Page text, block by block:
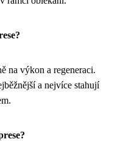
na výkon a regeneraci.
a nejvíce stahují